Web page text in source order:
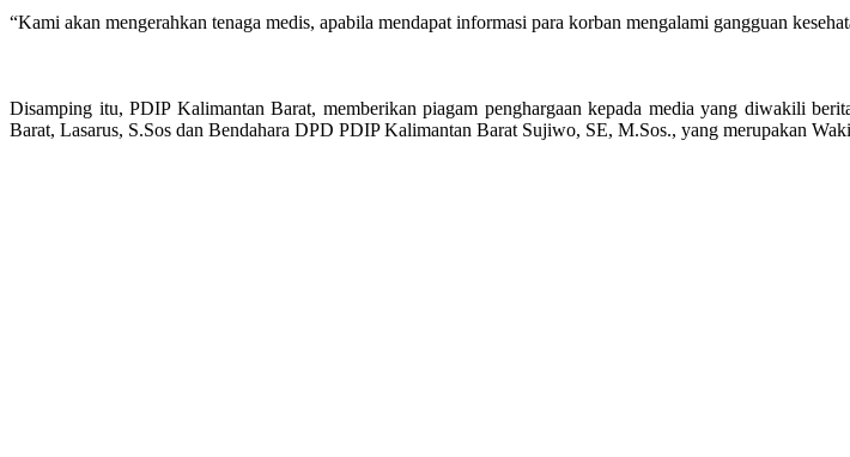
“Kami akan mengerahkan tenaga medis, apabila mendapat informasi para korban mengalami gangguan
Disamping itu, PDIP Kalimantan Barat, memberikan piagam penghargaan kepada media yang diwakili
Barat, Lasarus, S.Sos dan Bendahara DPD PDIP Kalimantan Barat Sujiwo, SE, M.Sos., yang merupakan